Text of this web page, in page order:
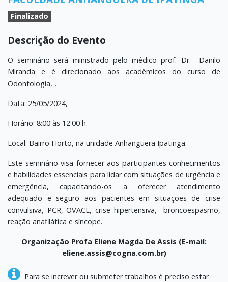
Finalizado
Descrição do Evento
O seminário será ministrado pelo médico prof. Dr. Danilo
Miranda e é direcionado aos acadêmicos do curso de
Odontologia, ,
Data: 25/05/2024,
Horário: 8:00 às 12:00 h.
Local: Bairro Horto, na unidade Anhanguera Ipatinga.
Este seminário visa fornecer aos participantes conhecimentos
e habilidades essenciais para lidar com situações de urgência e
emergência, capacitando-os a oferecer atendimento
adequado e seguro aos pacientes em situações de crise
convulsiva, PCR, OVACE, crise hipertensiva, broncoespasmo,
reação anafilática e síncope.
Organização Profa Eliene Magda De Assis (E-mail:
eliene.assis@cogna.com.br)
Para se increver ou submeter trabalhos é preciso estar